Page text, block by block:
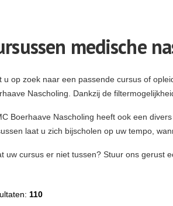
medische
u op zoek naar een passende cursus of
Nascholing. Dankzij de
Boerhaave Nascholing heeft ook een
laat u zich bijscholen op uw tempo,
uw cursus er niet tussen? Stuur ons gerust
110